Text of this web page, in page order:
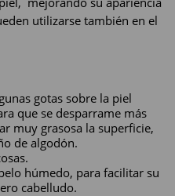
utilizarse también en el
gotas sobre la piel
que se desparrame más
muy grasosa la superficie,
de algodón.
húmedo, para facilitar su
cabelludo.